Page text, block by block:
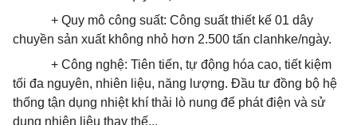
+ Quy mô công suất: Công suất thiết kế 01 dây
chuyền sản xuất không nhỏ hơn 2.500 tấn clanhke/ngày.
+ Công nghệ: Tiên tiến, tự động hóa cao, tiết kiệm
tối đa nguyên, nhiên liệu, năng lượng. Đầu tư đồng bộ hệ
thống tận dụng nhiệt khí thải lò nung để phát điện và sử
dụng nhiên liệu thay thế...